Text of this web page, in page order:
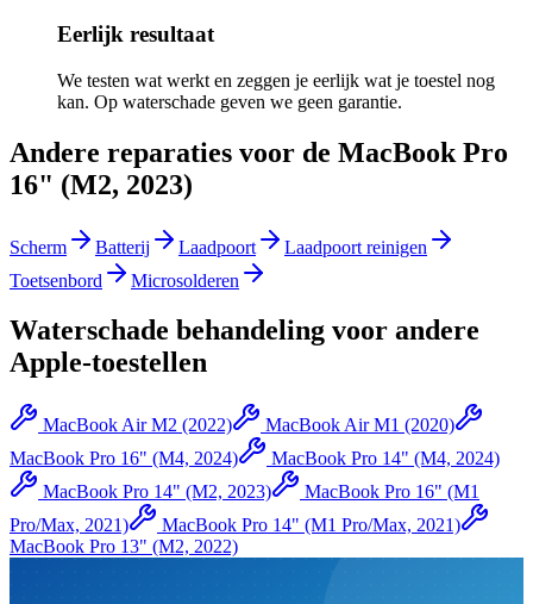
Eerlijk resultaat
We testen wat werkt en zeggen je eerlijk wat je toestel nog
kan. Op waterschade geven we geen garantie.
Andere reparaties voor de MacBook Pro
16" (M2, 2023)
Scherm Batterij Laadpoort
Laadpoort reinigen
Toetsenbord
Microsolderen
Waterschade behandeling voor andere
Apple-toestellen
MacBook Air M2 (2022)
MacBook Air M1 (2020)
MacBook Pro 16" (M4, 2024)
MacBook Pro 14" (M4, 2024)
MacBook Pro 14" (M2, 2023)
MacBook Pro 16" (M1
Pro/Max, 2021)
MacBook Pro 14" (M1 Pro/Max, 2021)
MacBook Pro 13" (M2, 2022)